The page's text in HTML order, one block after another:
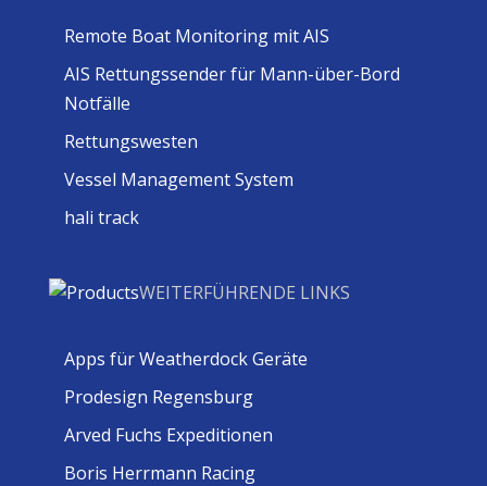
Remote Boat Monitoring mit AIS
AIS Rettungssender für Mann-über-Bord
Notfälle
Rettungswesten
Vessel Management System
hali track
WEITERFÜHRENDE LINKS
Apps für Weatherdock Geräte
Prodesign Regensburg
Arved Fuchs Expeditionen
Boris Herrmann Racing